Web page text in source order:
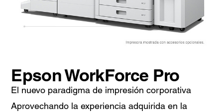
Epson WorkForce Pro
El nuevo paradigma de impresión corporativa
Aprovechando la experiencia adquirida en la